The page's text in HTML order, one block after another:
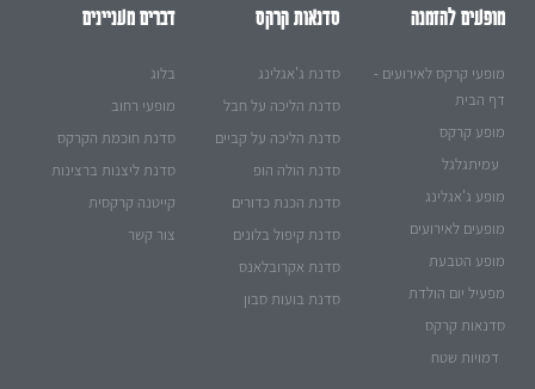
מופעים להזמנה
מופעי קרקס לאירועים -
דף הבית
מופע קרקס
עמיתגלגל
מופע ג'אגלינג
מופעים לאירועים
מופע הטבעת
מפעיל יום הולדת
סדנאות קרקס
דמויות שטח
סדנאות קרקס
סדנת ג'אגלינג
סדנת הליכה על חבל
סדנת הליכה על קביים
סדנת הולה הופ
סדנת הכנת כדורים
סדנת קיפול בלונים
סדנת אקרובלאנס
סדנת בועות סבון
דברים מעניינים
בלוג
מופעי רחוב
סדנת חוכמת הקרקס
סדנת ליצנות ברצינות
קייטנה קרקסית
צור קשר